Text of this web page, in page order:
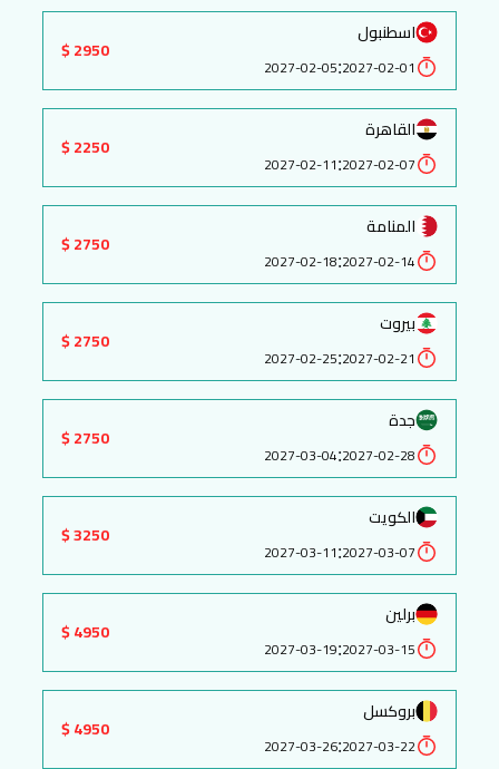
اسطنبول
2027-02-01
:
2027-02-05
2950 $
القاهرة
2027-02-07
:
2027-02-11
2250 $
المنامة
2027-02-14
:
2027-02-18
2750 $
بيروت
2027-02-21
:
2027-02-25
2750 $
جدة
2027-02-28
:
2027-03-04
2750 $
الكويت
2027-03-07
:
2027-03-11
3250 $
برلين
2027-03-15
:
2027-03-19
4950 $
بروكسل
2027-03-22
:
2027-03-26
4950 $